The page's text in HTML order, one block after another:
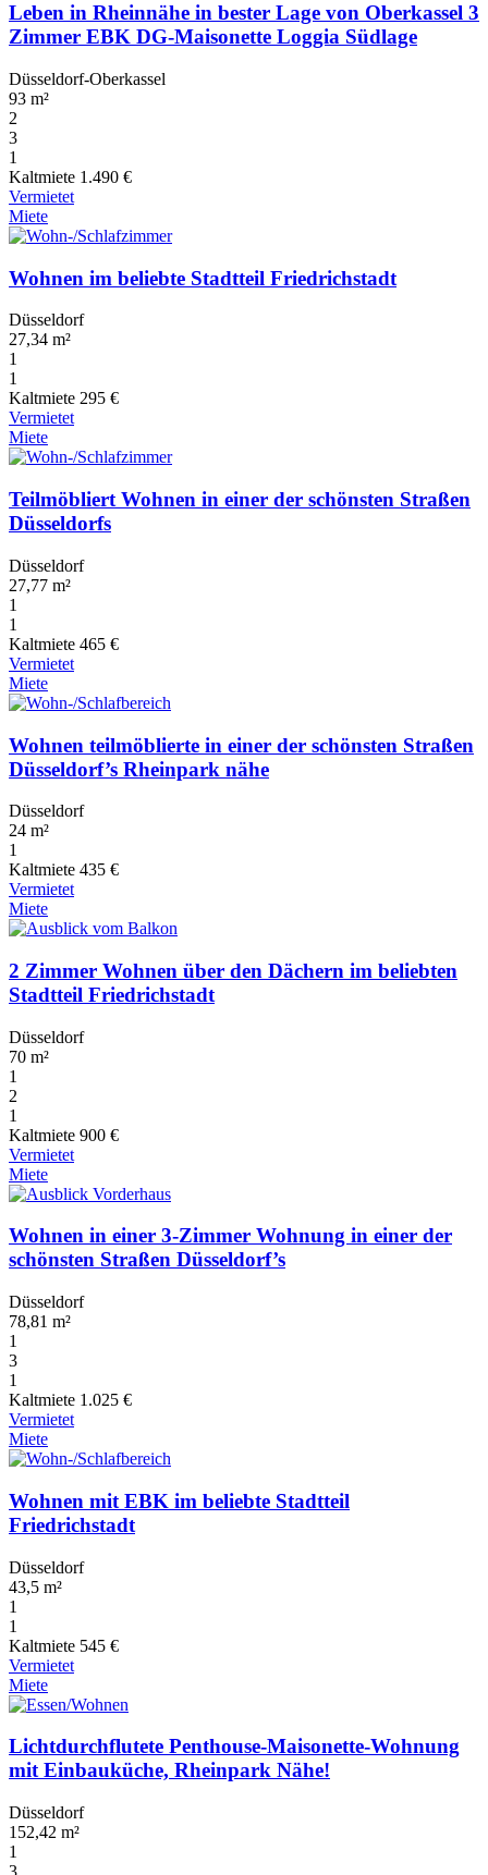
Leben in Rheinnähe in bester Lage von Oberkassel 3
Zimmer EBK DG-Maisonette Loggia Südlage
Düsseldorf-Oberkassel
93 m²
2
3
1
Kaltmiete 1.490 €
Vermietet
Miete
Wohnen im beliebte Stadtteil Friedrichstadt
Düsseldorf
27,34 m²
1
1
Kaltmiete 295 €
Vermietet
Miete
Teilmöbliert Wohnen in einer der schönsten Straßen
Düsseldorfs
Düsseldorf
27,77 m²
1
1
Kaltmiete 465 €
Vermietet
Miete
Wohnen teilmöblierte in einer der schönsten Straßen
Düsseldorf’s Rheinpark nähe
Düsseldorf
24 m²
1
Kaltmiete 435 €
Vermietet
Miete
2 Zimmer Wohnen über den Dächern im beliebten
Stadtteil Friedrichstadt
Düsseldorf
70 m²
1
2
1
Kaltmiete 900 €
Vermietet
Miete
Wohnen in einer 3-Zimmer Wohnung in einer der
schönsten Straßen Düsseldorf’s
Düsseldorf
78,81 m²
1
3
1
Kaltmiete 1.025 €
Vermietet
Miete
Wohnen mit EBK im beliebte Stadtteil
Friedrichstadt
Düsseldorf
43,5 m²
1
1
Kaltmiete 545 €
Vermietet
Miete
Lichtdurchflutete Penthouse-Maisonette-Wohnung
mit Einbauküche, Rheinpark Nähe!
Düsseldorf
152,42 m²
1
3